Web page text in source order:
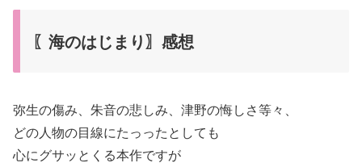
〖海のはじまり〗感想
弥生の傷み、朱音の悲しみ、津野の悔しさ等々、
どの人物の目線にたっったとしても
心にグサッとくる本作ですが